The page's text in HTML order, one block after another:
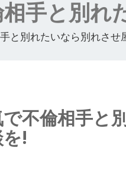
手と別れ
と別れたいなら別れさせ
不倫相手と
!